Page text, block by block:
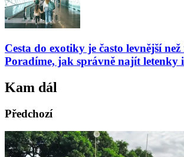
Cesta do exotiky je často levnější
Poradíme, jak správně najít letenky
Kam dál
Předchozí